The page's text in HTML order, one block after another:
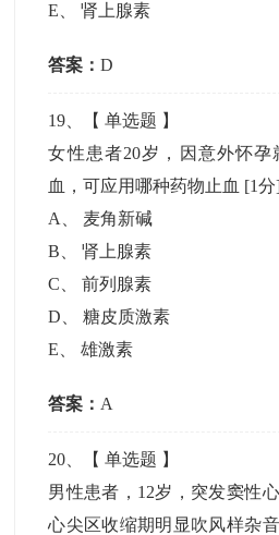
E 、肾上腺素
答案：D
19 、【单选题 】
女性患者20岁，因意外怀孕
血，可应用哪种药物止血 [1
A
麦角新碱
B 、肾上腺素
C 、前列腺素
D 、糖皮质激素
E 、雄激素
答案： A
20 、【单选题 】
男性患者，12岁，突发窦性
心尖区收缩期明显吹风样杂